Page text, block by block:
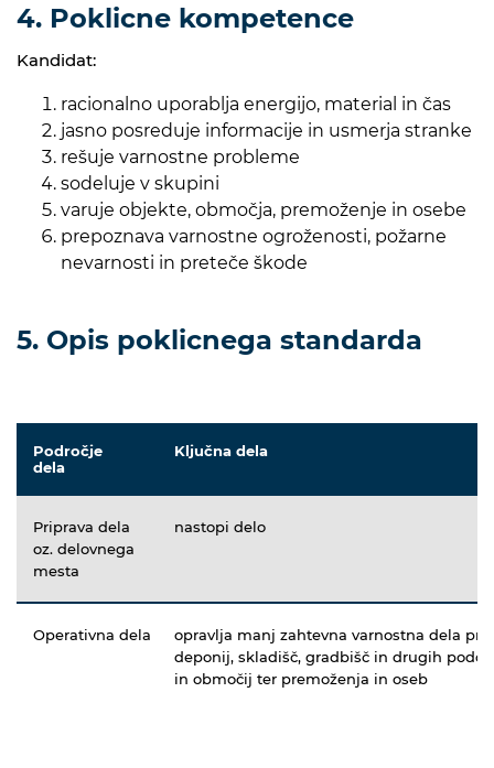
4. Poklicne kompetence
Kandidat:
racionalno uporablja energijo, material in čas
jasno posreduje informacije in usmerja stranke
rešuje varnostne probleme
sodeluje v skupini
varuje objekte, območja, premoženje in osebe
prepoznava varnostne ogroženosti, požarne
nevarnosti in preteče škode
5. Opis poklicnega standarda
Področje
dela
Ključna dela
Priprava dela
oz. delovnega
mesta
nastopi delo
Operativna dela
opravlja manj zahtevna varnostna dela pri
deponij, skladišč, gradbišč in drugih
in območij ter premoženja in oseb